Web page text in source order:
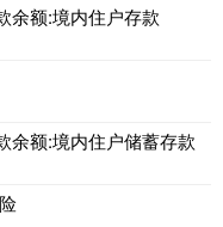
余额:境内住户存款
余额:境内住户储蓄存款